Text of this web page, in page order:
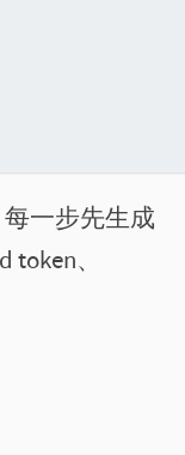
一步先生成
、